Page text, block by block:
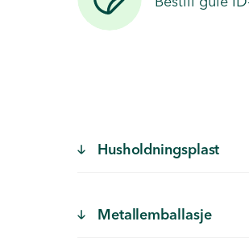
Husholdningsplast
Metallemballasje